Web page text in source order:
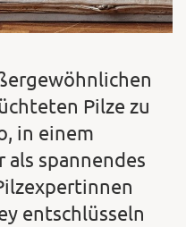
Pilze zu
in einem
spannendes
entschlüsseln